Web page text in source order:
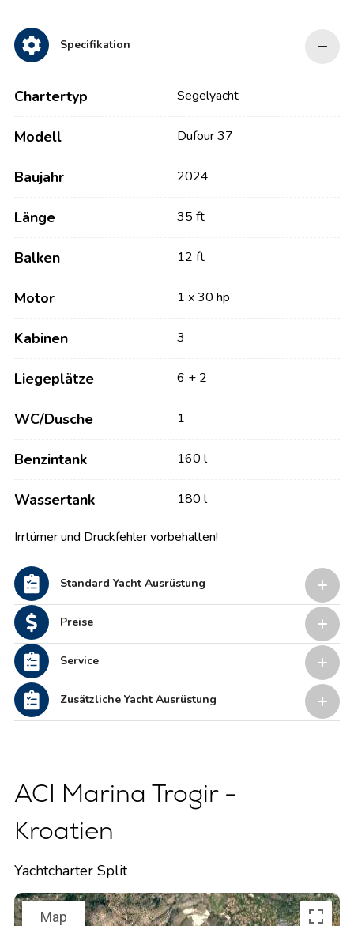
Specifikation
Chartertyp Segelyacht
Modell Dufour 37
Baujahr 2024
Länge 35 ft
Balken 12 ft
Motor 1 x 30 hp
Kabinen 3
Liegeplätze 6 + 2
WC/Dusche 1
Benzintank 160 l
Wassertank 180 l
Irrtümer und Druckfehler vorbehalten!
Standard Yacht Ausrüstung
Preise
Service
Zusätzliche Yacht Ausrüstung
ACI Marina Trogir -
Kroatien
Yachtcharter Split
Map